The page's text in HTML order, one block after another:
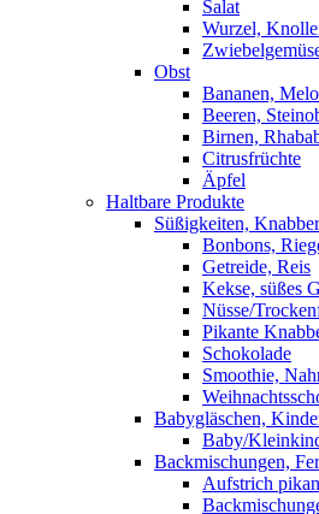
Salat
Wurzel,
Obst
Bananen,
Beeren,
Birnen,
Citrusfrüchte
Äpfel
Haltbare Produkte
Süßigkeiten,
Bonbons,
Getreide, Reis
Kekse, süßes
Nüsse/
Pikante
Schokolade
Smoothie,
Babygläschen,
Baby/
Backmischungen,
Aufstrich